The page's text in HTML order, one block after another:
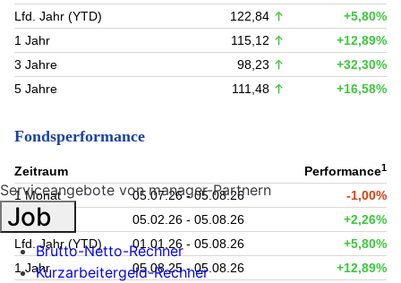
Lfd. Jahr (YTD)
122,84
+5,80%
1 Jahr
115,12
+12,89%
3 Jahre
98,23
+32,30%
5 Jahre
111,48 +16,58%
Fondsperformance
Zeitraum Performance1
1 Monat 05.07.26 - 05.08.26
-1,00%
6 Monate
05.02.26 - 05.08.26
+2,26%
Lfd. Jahr (YTD)
01.01.26 - 05.08.26
+5,80%
1 Jahr
05.08.25 - 05.08.26
+12,89%
Serviceangebote von manager-Partnern
Job
Brutto-Netto-Rechner
Kurzarbeitergeld-Rechner